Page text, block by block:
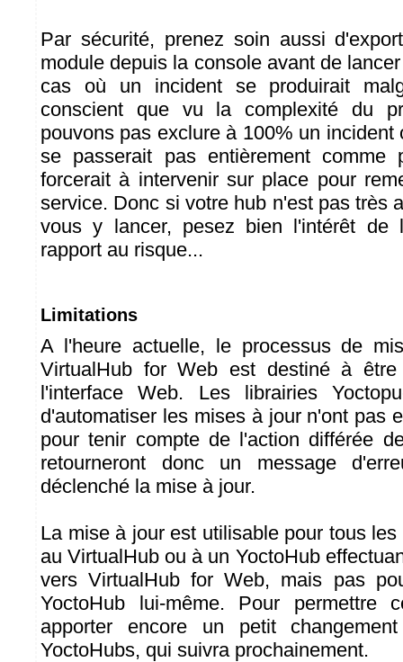
Par sécurité, prenez soin aussi
module depuis la console avant de
cas où un incident se produirait
conscient que vu la complexité du
pouvons pas exclure à 100% un incident
se passerait pas entièrement comme
forcerait à intervenir sur place pour
service. Donc si votre hub n'est pas très
vous y lancer, pesez bien l'intérêt
rapport au risque...
Limitations
A l'heure actuelle, le processus de
VirtualHub for Web est destiné à
l'interface Web. Les librairies
d'automatiser les mises à jour n'ont pas
pour tenir compte de l'action différée
retourneront donc un message
déclenché la mise à jour.
La mise à jour est utilisable pour tous
au VirtualHub ou à un YoctoHub
vers VirtualHub for Web, mais pas
YoctoHub lui-même. Pour permettre
apporter encore un petit
YoctoHubs, qui suivra prochainement.